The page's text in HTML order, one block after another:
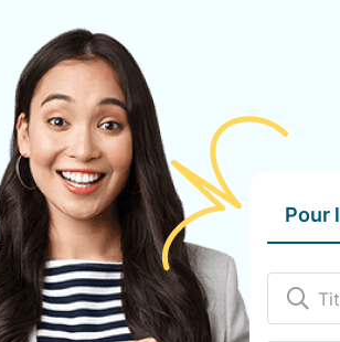
Pour